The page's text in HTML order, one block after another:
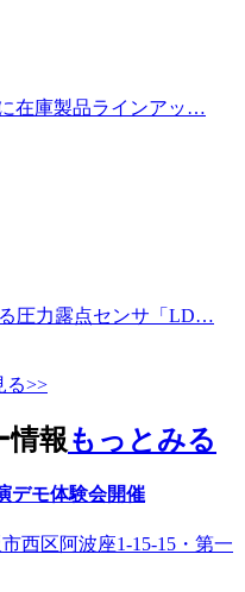
在庫製品ラインアッ…
圧力露点センサ「LD…
る>>
情報もっとみる
デモ体験会開催
西区阿波座1-15-15・第一